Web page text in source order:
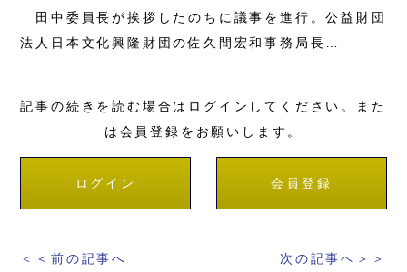
田中委員長が挨拶したのちに議事を進行。公益財団
法人日本文化興隆財団の佐久間宏和事務局長…
記事の続きを読む場合はログインしてください。また
は会員登録をお願いします。
ログイン 会員登録
＜＜前の記事へ 次の記事へ＞＞